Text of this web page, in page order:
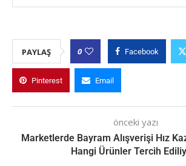
PAYLAŞ 0 Facebook
Pinterest Email
önceki yazı
Marketlerde Bayram Alışverişi Hız
Hangi Ürünler Tercih